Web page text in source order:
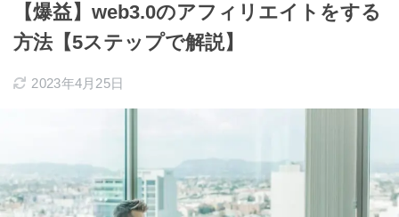
【爆益】web3.0のアフィリエイトをする
方法【5ステップで解説】
2023年4月25日